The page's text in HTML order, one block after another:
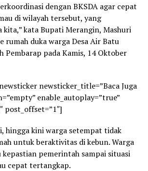
dengan BKSDA agar cepat
di wilayah tersebut, yang
kita,” kata Bupati Merangin, Mashuri
rumah duka warga Desa Air Batu
Pembarap pada Kamis, 14 Oktober
newsticker_title=”Baca Juga
enable_autoplay=”true”
post_offset=”1″]
hingga kini warga setempat tidak
untuk beraktivitas di kebun. Warga
kepastian pemerintah sampai situasi
cepat tertangkap.